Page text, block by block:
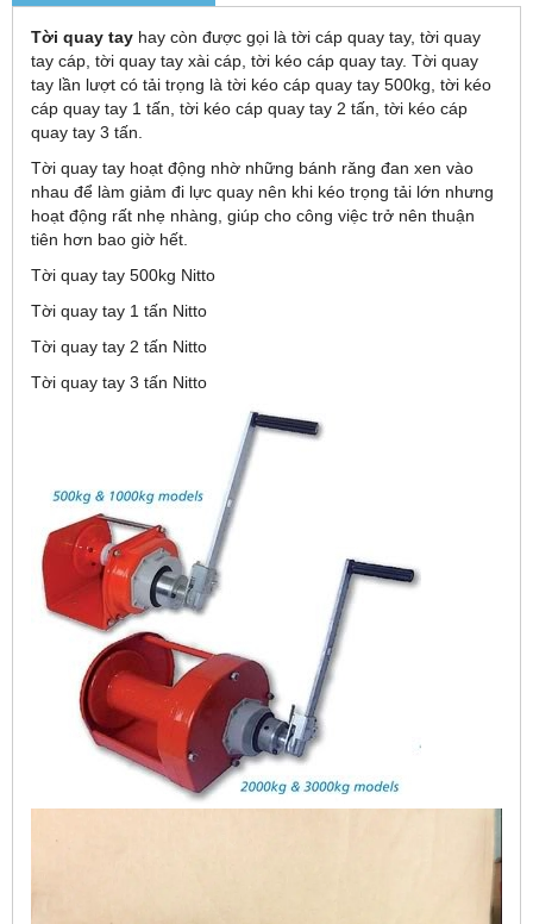
Tời quay tay hay còn được gọi là tời cáp quay tay, tời quay
tay cáp, tời quay tay xài cáp, tời kéo cáp quay tay. Tời quay
tay lần lượt có tải trọng là tời kéo cáp quay tay 500kg, tời kéo
cáp quay tay 1 tấn, tời kéo cáp quay tay 2 tấn, tời kéo cáp
quay tay 3 tấn.
Tời quay tay hoạt động nhờ những bánh răng đan xen vào
nhau để làm giảm đi lực quay nên khi kéo trọng tải lớn nhưng
hoạt động rất nhẹ nhàng, giúp cho công việc trở nên thuận
tiên hơn bao giờ hết.
Tời quay tay 500kg Nitto
Tời quay tay 1 tấn Nitto
Tời quay tay 2 tấn Nitto
Tời quay tay 3 tấn Nitto